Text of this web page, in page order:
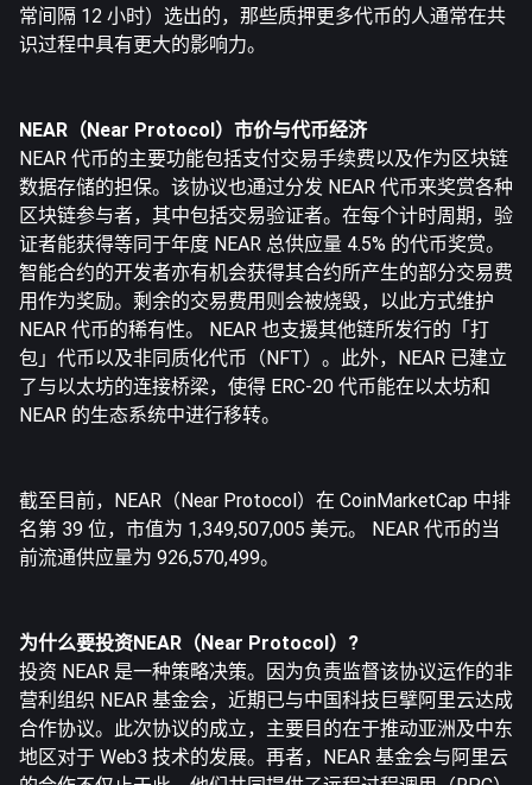
常间隔 12 小时）选出的，那些质押更多代币的人通常在共
识过程中具有更大的影响力。
NEAR（Near Protocol）市价与代币经济
NEAR 代币的主要功能包括支付交易手续费以及作为区块链
数据存储的担保。该协议也通过分发 NEAR 代币来奖赏各种
区块链参与者，其中包括交易验证者。在每个计时周期，验
证者能获得等同于年度 NEAR 总供应量 4.5% 的代币奖赏。
智能合约的开发者亦有机会获得其合约所产生的部分交易费
用作为奖励。剩余的交易费用则会被烧毁，以此方式维护
NEAR 代币的稀有性。 NEAR 也支援其他链所发行的「打
包」代币以及非同质化代币（NFT）。此外，NEAR 已建立
了与以太坊的连接桥梁，使得 ERC-20 代币能在以太坊和
NEAR 的生态系统中进行移转。
截至目前，NEAR（Near Protocol）在 CoinMarketCap 中排
名第 39 位，市值为 1,349,507,005 美元。 NEAR 代币的当
前流通供应量为 926,570,499。
为什么要投资NEAR（Near Protocol）?
投资 NEAR 是一种策略决策。因为负责监督该协议运作的非
营利组织 NEAR 基金会，近期已与中国科技巨擘阿里云达成
合作协议。此次协议的成立，主要目的在于推动亚洲及中东
地区对于 Web3 技术的发展。再者，NEAR 基金会与阿里云